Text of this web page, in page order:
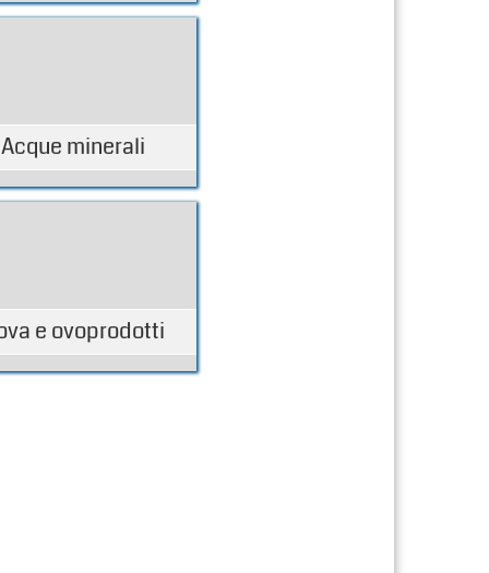
Acque minerali
e ovoprodotti